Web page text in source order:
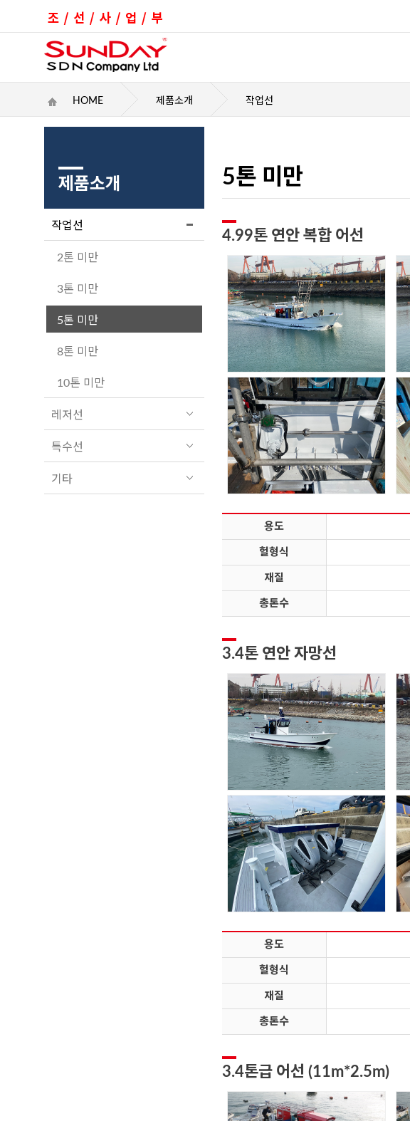
HOME 제품소개 작업선
제품소개
작업선
2톤 미만
3톤 미만
5톤 미만
8톤 미만
10톤 미만
레저선
특수선
기타
5톤 미만
4.99톤 연안 복합 어선
용도
헐형식
재질
총톤수
3.4톤 연안 자망선
용도
헐형식
재질
총톤수
3.4톤급 어선 (11m*2.5m)